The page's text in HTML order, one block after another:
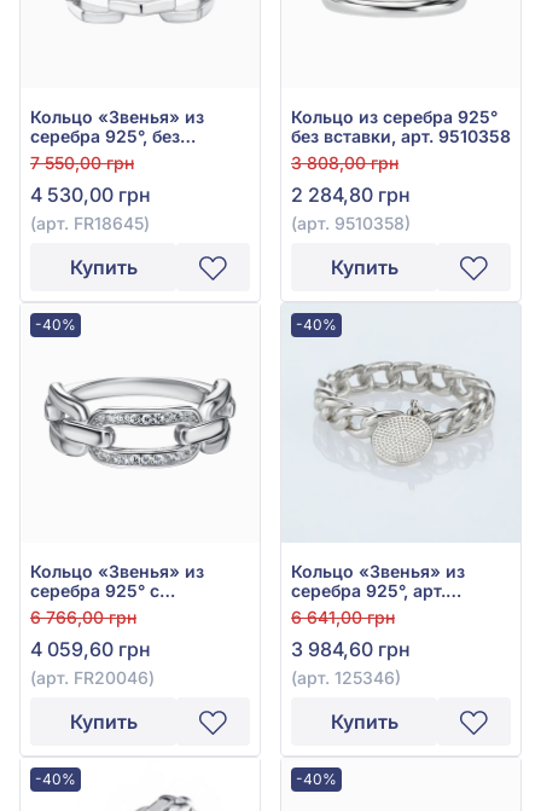
Кольцо «Звенья» из
серебра 925°, без
вставки, арт. FR18645
7 550,00 грн
4 530,00 грн
(арт. FR18645)
Купить
Кольцо из серебра 925°
без вставки, арт. 9510358
3 808,00 грн
2 284,80 грн
(арт. 9510358)
Купить
-40%
Кольцо «Звенья» из
серебра 925° с
фианитом/куб.
цирконием, арт. FR20046
6 766,00 грн
4 059,60 грн
(арт. FR20046)
Купить
-40%
Кольцо «Звенья» из
серебра 925°, арт.
125346
6 641,00 грн
3 984,60 грн
(арт. 125346)
Купить
-40% -40%